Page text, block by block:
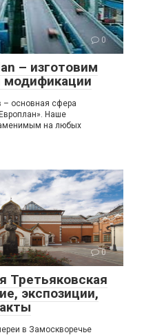
0
– изготовим
модификации
– основная сфера
Наше
на любых
0
Третьяковская
экспозиции,
в Замоскворечье